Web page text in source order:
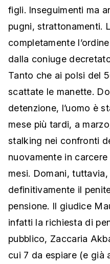
figli. Inseguimenti ma
pugni, strattonamenti.
completamente
dalla coniuge
Tanto che ai polsi del
scattate le manette.
detenzione, l’uomo è
mese più tardi, a
stalking nei confronti
nuovamente in
mesi. Domani,
definitivamente il
pensione. Il giudice
infatti la richiesta di
pubblico, Zaccaria
cui 7 da espiare (e già